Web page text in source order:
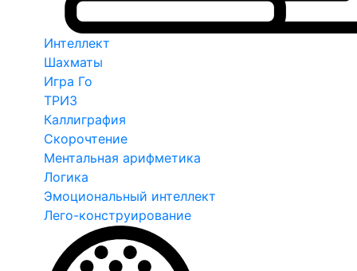
Интеллект
Шахматы
Игра Го
ТРИЗ
Каллиграфия
Скорочтение
Ментальная арифметика
Логика
Эмоциональный интеллект
Лего-конструирование